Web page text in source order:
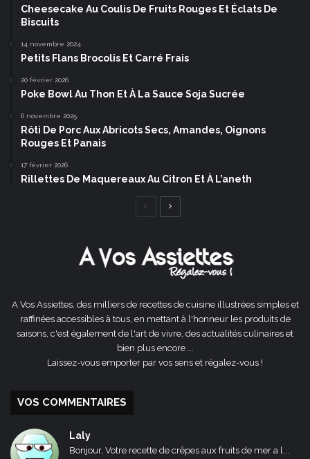
Cheesecake Au Coulis De Fruits Rouges Et Éclats De
Biscuits
14 novembre 2024
Petits Flans Brocolis Et Carré Frais
20 février 2026
Poke Bowl Au Thon Et À La Sauce Soja Sucrée
6 novembre 2025
Rôti De Porc Aux Abricots Secs, Amandes, Oignons
Rouges Et Panais
17 février 2026
Rillettes De Maquereaux Au Citron Et À L’aneth
Page
A Vos Assiettes, des milliers de recettes de cuisine illustrées simples et
raffinées accessibles à tous, en mettant à l'honneur les produits de
saisons, c'est également de l'art de vivre, des actualités culinaires et
bien plus encore ...
Laissez-vous emporter par vos sens et régalez-vous !
VOS COMMENTAIRES
Laly
Bonjour, Votre recette de crêpes aux fruits de mer a l...